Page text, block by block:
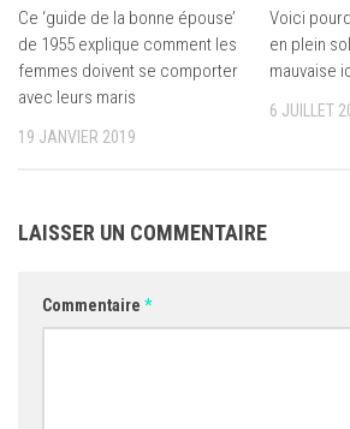
Ce ‘guide de la bonne épouse’
de 1955 explique comment les
femmes doivent se comporter
avec leurs maris
19 JANVIER 2019
Voici
en plein
mauvaise
6 JUILLET
LAISSER UN COMMENTAIRE
Commentaire *